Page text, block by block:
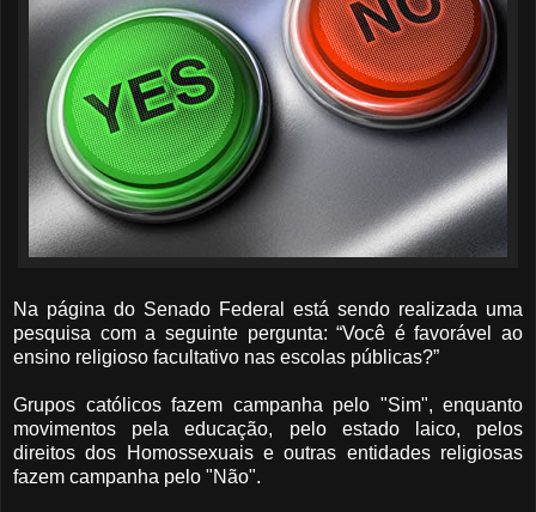
Na página do Senado Federal está sendo realizada uma
pesquisa com a seguinte pergunta: “Você é favorável ao
ensino religioso facultativo nas escolas públicas?”
Grupos católicos fazem campanha pelo "Sim", enquanto
movimentos pela educação, pelo estado laico, pelos
direitos dos Homossexuais e outras entidades religiosas
fazem campanha pelo "Não".